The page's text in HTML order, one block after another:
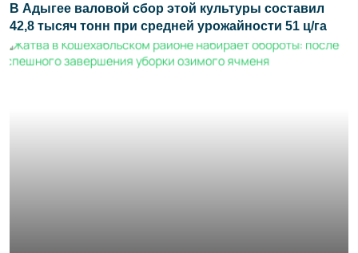
В Адыгее валовой сбор этой культуры составил
42,8 тысяч тонн при средней урожайности 51 ц/га